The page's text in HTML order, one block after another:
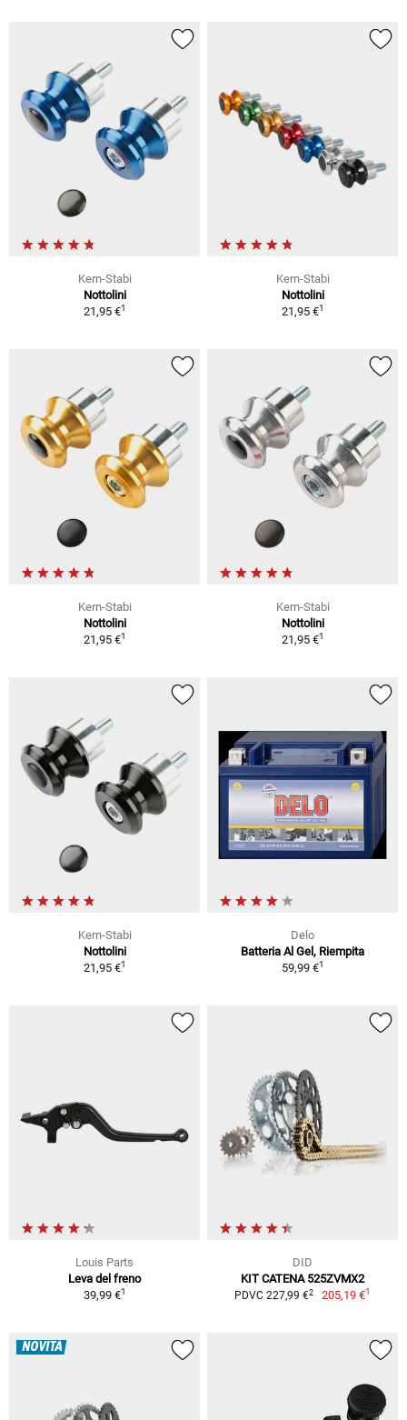
Kern-Stabi
Nottolini
21,95 €1
Kern-Stabi
Nottolini
21,95 €1
Kern-Stabi
Nottolini
21,95 €1
Kern-Stabi
Nottolini
21,95 €1
Kern-Stabi
Nottolini
21,95 €1
Delo
Batteria Al Gel, Riempita
59,99 €1
Louis Parts
Leva del freno
39,99 €1
DID
KIT CATENA 525ZVMX2
PDVC 227,99 €2 205,19 €1
NOVITÀ